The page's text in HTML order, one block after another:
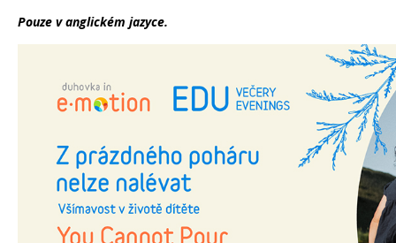
Pouze v anglickém jazyce.